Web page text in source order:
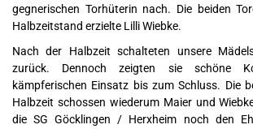
gegnerischen Torhüterin nach. Die beiden
Halbzeitstand erzielte Lilli Wiebke.
Nach der Halbzeit schalteten unsere
zurück. Dennoch zeigten sie schöne
kämpferischen Einsatz bis zum Schluss. Die
Halbzeit schossen wiederum Maier und
die SG Göcklingen / Herxheim noch den